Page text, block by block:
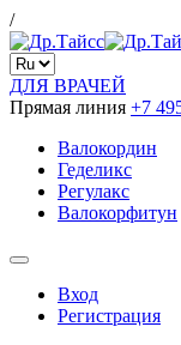
/
ДЛЯ ВРАЧЕЙ
Прямая линия +7
Валокордин
Геделикс
Регулакс
Валокорфитун
Вход
Регистрация